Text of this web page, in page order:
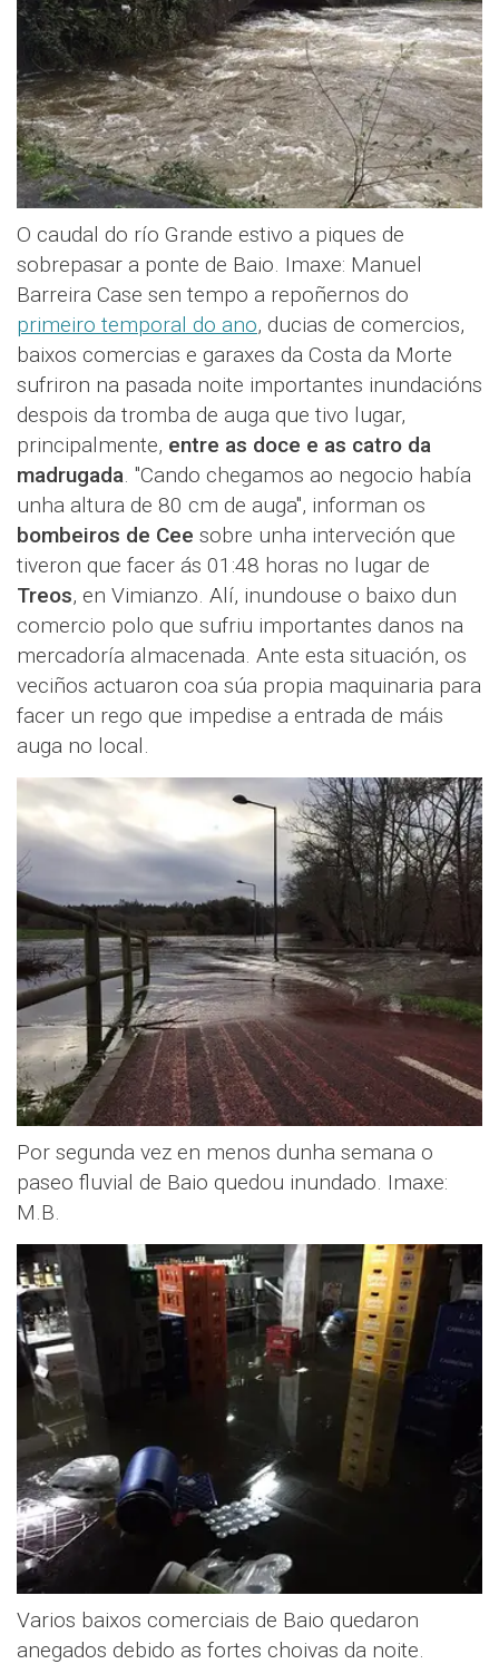
O caudal do río Grande estivo a piques de
sobrepasar a ponte de Baio. Imaxe: Manuel
Barreira Case sen tempo a repoñernos do
primeiro temporal do ano, ducias de comercios,
baixos comercias e garaxes da Costa da Morte
sufriron na pasada noite importantes inundacións
despois da tromba de auga que tivo lugar,
principalmente, entre as doce e as catro da
madrugada . "Cando chegamos ao negocio había
unha altura de 80 cm de auga", informan os
bombeiros de Cee sobre unha interveción que
tiveron que facer ás 01:48 horas no lugar de
Treos, en Vimianzo. Alí, inundouse o baixo dun
comercio polo que sufriu importantes danos na
mercadoría almacenada. Ante esta situación, os
veciños actuaron coa súa propia maquinaria para
facer un rego que impedise a entrada de máis
auga no local.
Por segunda vez en menos dunha semana o
paseo fluvial de Baio quedou inundado. Imaxe:
M.B.
Varios baixos comerciais de Baio quedaron
anegados debido as fortes choivas da noite.